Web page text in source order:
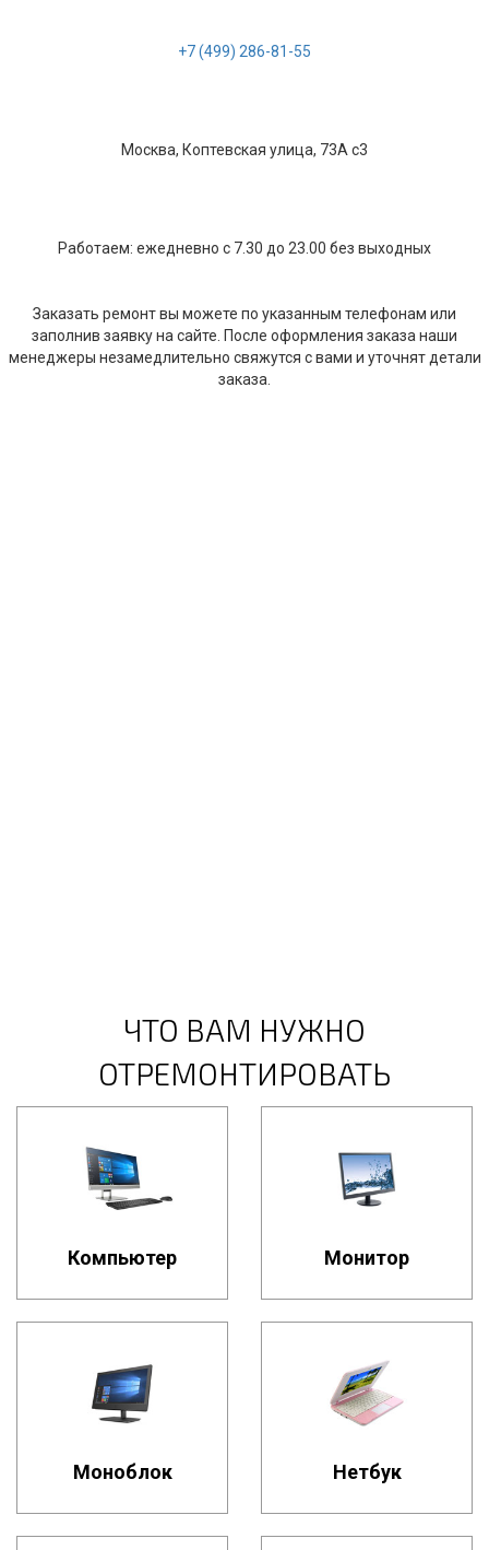
+7 (499) 286-81-55
Москва, Коптевская улица, 73А с3
Работаем: ежедневно с 7.30 до 23.00 без выходных
Заказать ремонт вы можете по указанным телефонам или
заполнив заявку на сайте. После оформления заказа наши
менеджеры незамедлительно свяжутся с вами и уточнят детали
заказа.
ЧТО ВАМ НУЖНО
ОТРЕМОНТИРОВАТЬ
Компьютер Монитор
Моноблок Нетбук